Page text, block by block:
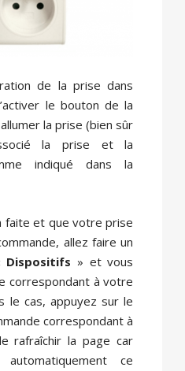
de la prise dans
le bouton de la
la prise (bien sûr
la prise et la
indiqué dans la
faite et que votre prise
allez faire un
Dispositifs » et vous
correspondant à votre
le cas, appuyez sur le
correspondant à
rafraîchir la page car
ce